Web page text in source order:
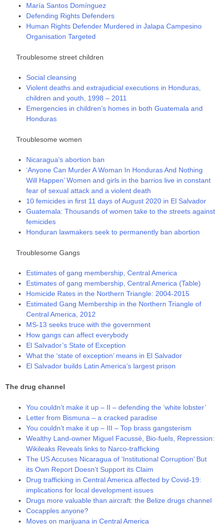
María Santos Domínguez
Defending Rights Defenders
Human Rights Defender Murdered in Jalapa Campesino
Organisation Targeted
Troublesome street children
Social cleansing
Violent deaths and extrajudicial executions in Honduras,
children and youth, 1998 – 2011
Emergencies in children’s homes in both Guatemala and
Honduras
Troublesome women
Nicaragua’s abortion ban
‘Anyone Can Murder A Woman In Honduras And Nothing
Will Happen’ Women and girls in the barrios live in constant
fear of sexual attack and a violent death
10 femicides in first 11 days of August 2020 in El Salvador
Guatemala: Thousands of women take to the streets against
femicides
Honduran lawmakers seek to permanently ban abortion
Troublesome Gangs
Estimates of gang membership, Central America
Estimates of gang membership, Central America (Table)
Homicide Rates in the Northern Triangle: 2004-2015
Estimated Gang Membership in the Northern Triangle of
Central America, 2012
MS-13 seeks truce with the government
How gangs can affect everybody
El Salvador’s State of Exception
What the ‘state of exception’ means in El Salvador
El Salvador builds Latin America’s largest prison
The drug channel
You couldn’t make it up – II – defending the ‘white lobster’
Letter from Bismuna – a cracked paradise
You couldn’t make it up – III – Top brass gangsterism
Wealthy Land-owner Miguel Facussé, Bio-fuels, Repression:
Wikileaks Reveals links to Narco-trafficking
The US Accuses Nicaragua of ‘Institutional Corruption’ But
its Own Report Doesn’t Support its Claim
Drug trafficking in Central America affected by Covid-19:
implications for local development issues
Drugs more valuable than aircraft: the Belize drugs channel
Cocapples anyone?
Moves on marijuana in Central America